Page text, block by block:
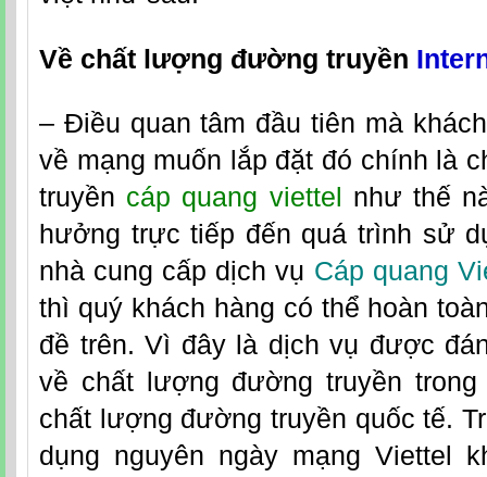
Về chất lượng đường truyền
– Điều quan tâm đầu tiên mà
về mạng muốn lắp đặt đó chính là
truyền cáp quang viettel
như thế
hưởng trực tiếp đến quá trình sử
nhà cung cấp dịch vụ Cáp quang
thì quý khách hàng có thể hoàn
đề trên. Vì đây là dịch vụ được
về chất lượng đường truyền
chất lượng đường truyền quốc tế.
dụng nguyên ngày mạng Viettel